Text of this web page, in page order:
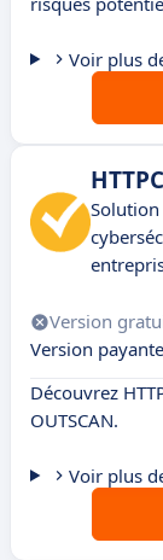
Voir plus
Solution
Version
Version
Découvrez
OUTSCAN.
Voir plus